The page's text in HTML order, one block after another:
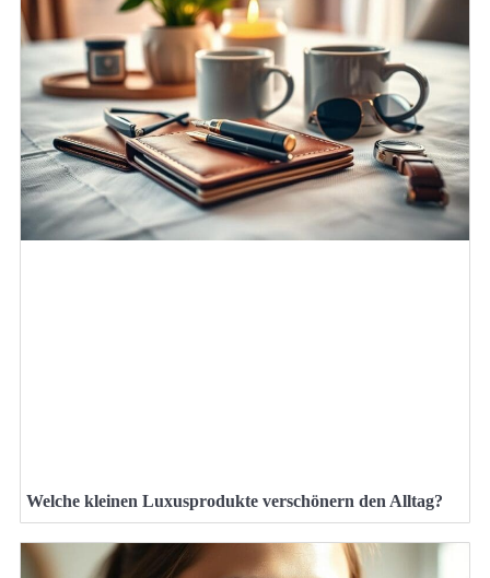
Welche kleinen Luxusprodukte verschönern den Alltag?